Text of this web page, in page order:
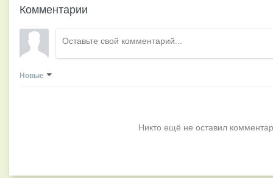
Комментарии
Новые
Никто ещё не оставил